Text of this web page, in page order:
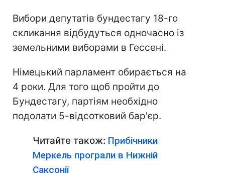
Вибори депутатів бундестагу 18-го
скликання відбудуться одночасно із
земельними виборами в Гессені.
Німецький парламент обирається на
4 роки. Для того щоб пройти до
Бундестагу, партіям необхідно
подолати 5-відсотковий бар'єр.
Читайте також: Прибічники
Меркель програли в Нижній
Саксонії